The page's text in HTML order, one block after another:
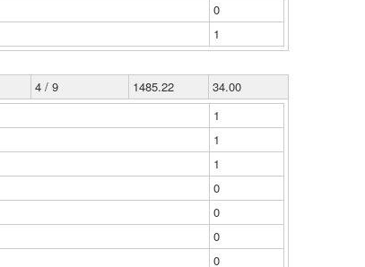
0
1
4 / 9 1485.22
34.00
1
1
1
0
0
0
0